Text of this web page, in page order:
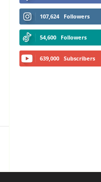
107,624 Followers
54,600 Followers
639,000 Subscribers